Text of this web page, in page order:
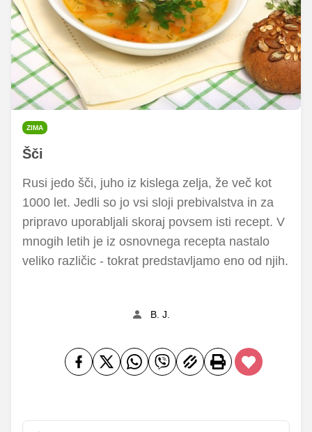
ZIMA
Šči
Rusi jedo šči, juho iz kislega zelja, že več kot
1000 let. Jedli so jo vsi sloji prebivalstva in za
pripravo uporabljali skoraj povsem isti recept. V
mnogih letih je iz osnovnega recepta nastalo
veliko različic - tokrat predstavljamo eno od njih.
B. J.